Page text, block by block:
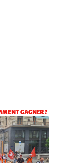
GAGNER ?